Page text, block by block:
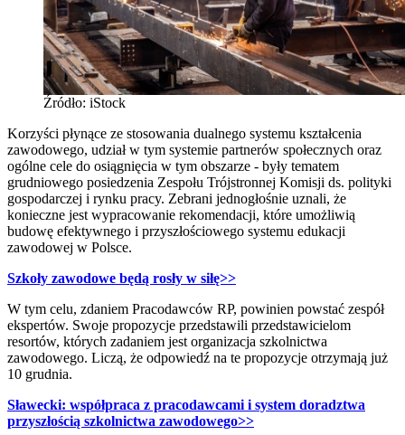
Źródło: iStock
Korzyści płynące ze stosowania dualnego systemu kształcenia
zawodowego, udział w tym systemie partnerów społecznych oraz
ogólne cele do osiągnięcia w tym obszarze - były tematem
grudniowego posiedzenia Zespołu Trójstronnej Komisji ds. polityki
gospodarczej i rynku pracy. Zebrani jednogłośnie uznali, że
konieczne jest wypracowanie rekomendacji, które umożliwią
budowę efektywnego i przyszłościowego systemu edukacji
zawodowej w Polsce.
Szkoły zawodowe będą rosły w siłę>>
W tym celu, zdaniem Pracodawców RP, powinien powstać zespół
ekspertów. Swoje propozycje przedstawili przedstawicielom
resortów, których zadaniem jest organizacja szkolnictwa
zawodowego. Liczą, że odpowiedź na te propozycje otrzymają już
10 grudnia.
Sławecki: współpraca z pracodawcami i system doradztwa
przyszłością szkolnictwa zawodowego>>